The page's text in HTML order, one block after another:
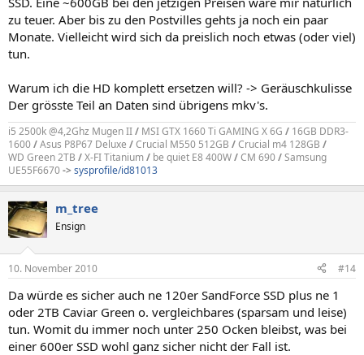
zu teuer. Aber bis zu den Postvilles gehts ja noch ein paar
Monate. Vielleicht wird sich da preislich noch etwas (oder viel)
tun.
Warum ich die HD komplett ersetzen will? -> Geräuschkulisse
Der grösste Teil an Daten sind übrigens mkv's.
i5 2500k @4,2Ghz Mugen II/ MSI GTX 1660 Ti GAMING X 6G / 16GB DDR3-
1600/Asus P8P67 Deluxe /Crucial M550 512GB /Crucial m4 128GB /
WD Green 2TB /X-FI Titanium/ be quiet E8 400W/CM 690/Samsung
UE55F6670->sysprofile/id81013
m_tree
Ensign
10. November 2010 #14
Da würde es sicher auch ne 120er SandForce SSD plus ne 1
oder 2TB Caviar Green o. vergleichbares (sparsam und leise)
tun. Womit du immer noch unter 250 Ocken bleibst, was bei
einer 600er SSD wohl ganz sicher nicht der Fall ist.